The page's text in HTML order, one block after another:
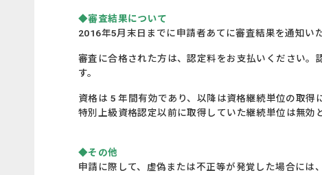
◆審査結果について
2016年5月末日までに申請者あてに審査結果を通知いた
審査に合格された方は、認定料をお支払いください
す。
資格は 5 年間有効であり、以降は資格継続単位の取
特別上級資格認定以前に取得していた継続単位は無効
◆その他
申請に際して、虚偽または不正等が発覚した場合には